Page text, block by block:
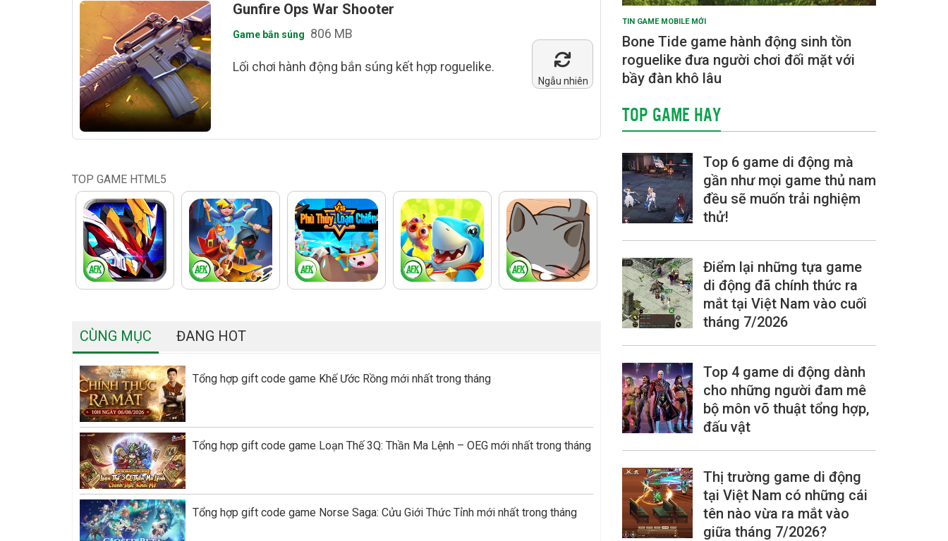
Gunfire Ops War Shooter
Game bắn súng 806 MB
Lối chơi hành động bắn súng kết hợp roguelike.
Ngẫu nhiên
TOP GAME HTML5
CÙNG MỤC ĐANG HOT
Tổng hợp gift code game Khế Ước Rồng mới nhất trong tháng
Tổng hợp gift code game Loạn Thế 3Q: Thần Ma Lệnh – OEG mới nhất trong tháng
Tổng hợp gift code game Norse Saga: Cửu Giới Thức Tỉnh mới nhất trong tháng
TIN GAME MOBILE MỚI
Bone Tide game hành động sinh tồn
roguelike đưa người chơi đối mặt với
bầy đàn khô lâu
TOP GAME HAY
Top 6 game di động mà
gần như mọi game thủ nam
đều sẽ muốn trải nghiệm
thử!
Điểm lại những tựa game
di động đã chính thức ra
mắt tại Việt Nam vào cuối
tháng 7/2026
Top 4 game di động dành
cho những người đam mê
bộ môn võ thuật tổng hợp,
đấu vật
Thị trường game di động
tại Việt Nam có những cái
tên nào vừa ra mắt vào
giữa tháng 7/2026?